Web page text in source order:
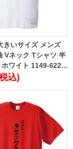
きいサイズ メンズ
Vネック Tシャツ 半
ワイト 1149-6220-
6L 8L
込)